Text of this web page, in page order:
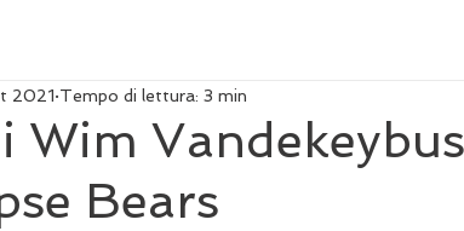
Wim
Bears
2021 Tempo di lettura: 3 min